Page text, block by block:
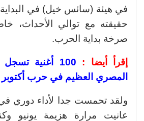
في هيئة (سائس خيل) في
حقيقته مع توالي الأحداث،
صرخة بداية الحرب.
إقرأ أيضا :
100 أغنية
المصري العظيم في حرب أكتوبر
ولقد تحمست جدا لأداء دوري في
عانيت مرارة هزيمة يونيو